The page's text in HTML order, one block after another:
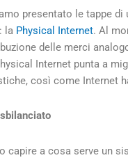
presentato le tappe
la Physical Internet. Al
delle merci
Internet punta a
così come Internet
capire a cosa serve un